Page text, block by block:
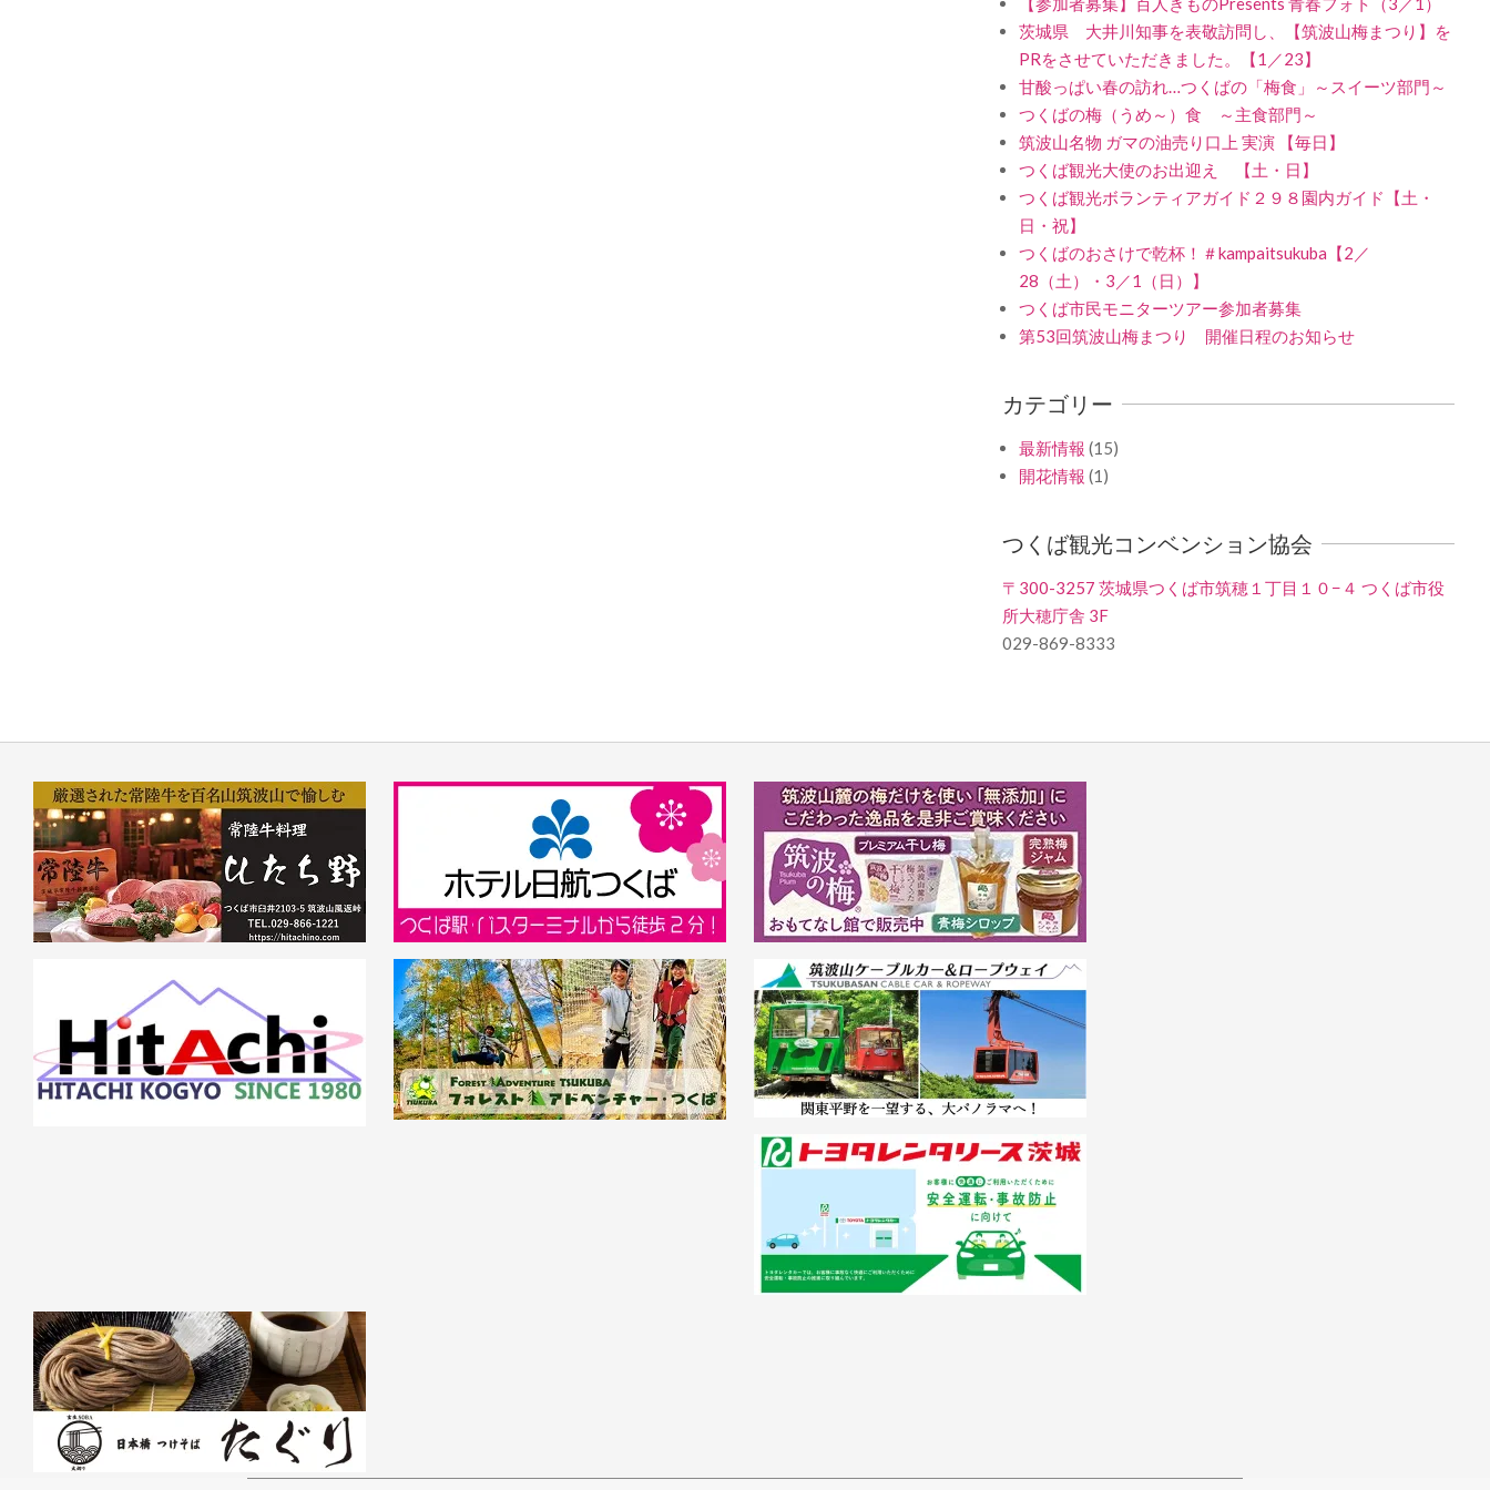
茨城県 大井川知事を表敬訪問し、【筑波山梅まつり】を
PRをさせていただきました。【1／23】
甘酸っぱい春の訪れ…つくばの「梅食」～スイーツ部門～
つくばの梅（うめ～）食 ～主食部門～
筑波山名物 ガマの油売り口上 実演 【毎日】
つくば観光大使のお出迎え 【土・日】
つくば観光ボランティアガイド２９８園内ガイド【土・
日・祝】
つくばのおさけで乾杯！＃kampaitsukuba【2／
28（土）・3／1（日）】
つくば市民モニターツアー参加者募集
第53回筑波山梅まつり 開催日程のお知らせ
カテゴリー
最新情報 (15)
開花情報 (1)
つくば観光コンベンション協会
〒300-3257 茨城県つくば市筑穂１丁目１０−４ つくば市役
所大穂庁舎 3F
029-869-8333